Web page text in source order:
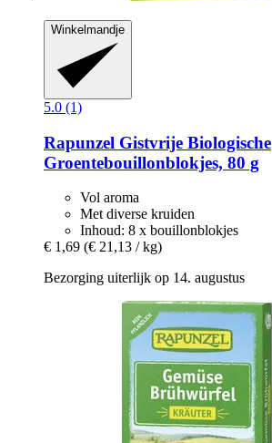
Winkelmandje
5.0 (1)
Rapunzel Gistvrije Biologische
Groentebouillonblokjes, 80 g
Vol aroma
Met diverse kruiden
Inhoud: 8 x bouillonblokjes
€ 1,69 (€ 21,13 / kg)
Bezorging uiterlijk op 14. augustus